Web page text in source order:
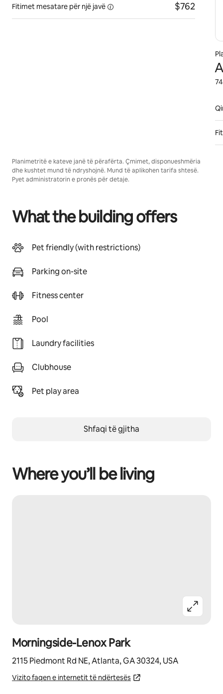
Fitimet mesatare për një javë $762
Planimetritë e kateve janë të përafërta. Çmimet, disponueshmëria
dhe kushtet mund të ndryshojnë. Mund të aplikohen tarifa shtesë.
Pyet administratorin e pronës për detaje.
What the building offers
Pet friendly (with restrictions)
Parking on-site
Fitness center
Pool
Laundry facilities
Clubhouse
Pet play area
Shfaqi të gjitha
Where you’ll be living
Morningside-Lenox Park
2115 Piedmont Rd NE, Atlanta, GA 30324, USA
Vizito faqen e internetit të ndërtesës